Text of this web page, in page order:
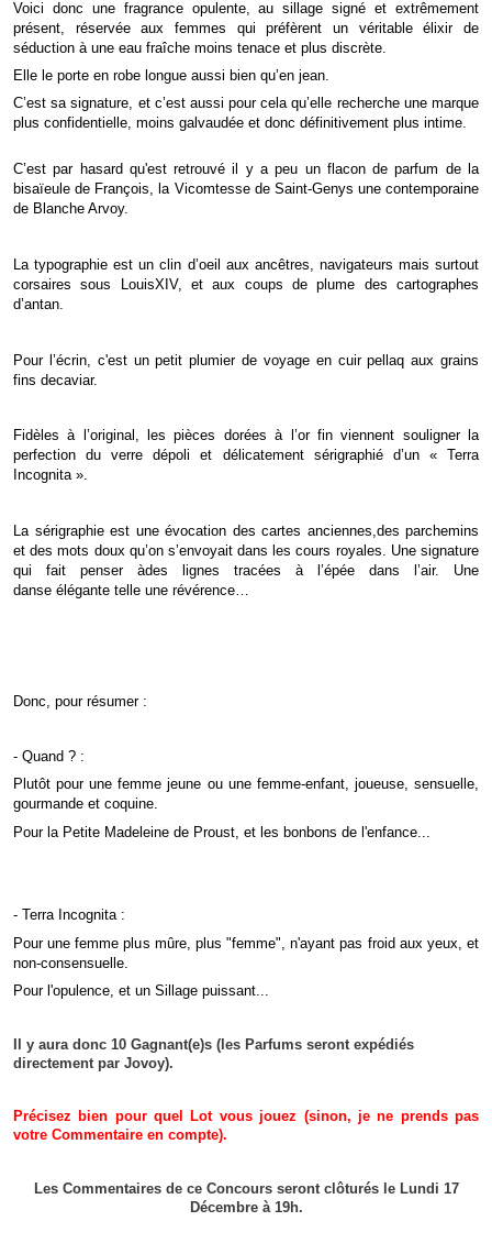
Voici donc une fragrance opulente, au sillage signé et extrêmement
présent, réservée aux femmes qui préfèrent un véritable élixir de
séduction à une eau fraîche moins tenace et plus discrète.
Elle le porte en robe longue aussi bien qu’en jean.
C’est sa signature, et c’est aussi pour cela qu’elle recherche une marque
plus confidentielle, moins galvaudée et donc définitivement plus intime.
C’est par hasard qu'est retrouvé il y a peu un flacon de parfum de la
bisaïeule de François, la Vicomtesse de Saint-Genys une contemporaine
de Blanche Arvoy.
La typographie est un clin d’oeil aux ancêtres, navigateurs mais surtout
corsaires sous LouisXIV, et aux coups de plume des cartographes
d’antan.
Pour l’écrin, c'est un petit plumier de voyage en cuir pellaq aux grains
fins decaviar.
Fidèles à l’original, les pièces dorées à l’or fin viennent souligner la
perfection du verre dépoli et délicatement sérigraphié d’un « Terra
Incognita ».
La sérigraphie est une évocation des cartes anciennes, des parchemins
et des mots doux qu’on s’envoyaitdans les cours royales. Une signature
qui fait penser àdes lignes tracées à l’épée dans l’air. Une
danse élégante telle une révérence…
Donc, pour résumer :
- Quand ? :
Plutôt pour une femme jeune ou une femme-enfant, joueuse, sensuelle,
gourmande et coquine.
Pour la Petite Madeleine de Proust, et les bonbons de l'enfance...
- Terra Incognita :
Pour une femme plus mûre, plus "femme", n'ayant pas froid aux yeux, et
non-consensuelle.
Pour l'opulence, et un Sillage puissant...
Il y aura donc 10 Gagnant(e)s (les Parfums seront expédiés
directement par Jovoy).
Précisez bien pour quel Lot vous jouez (sinon, je ne prends pas
votre Commentaire en compte).
Les Commentaires de ce Concours seront clôturés le Lundi 17
Décembre à 19h.